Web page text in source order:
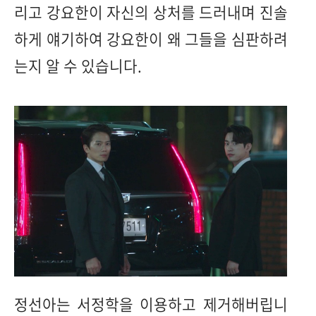
리고 강요한이 자신의 상처를 드러내며 진솔
하게 얘기하여 강요한이 왜 그들을 심판하려
는지 알 수 있습니다.
정선아는 서정학을 이용하고 제거해버립니